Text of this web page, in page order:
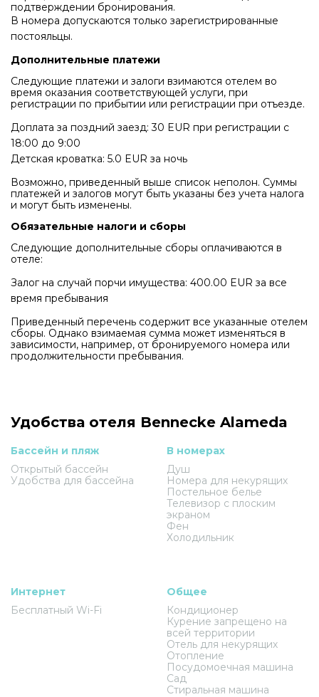
подтверждении бронирования.
В номера допускаются только зарегистрированные
постояльцы.
Дополнительные платежи
Следующие платежи и залоги взимаются отелем во
время оказания соответствующей услуги, при
регистрации по прибытии или регистрации при отъезде.
Доплата за поздний заезд: 30 EUR при регистрации с
18:00 до 9:00
Детская кроватка: 5.0 EUR за ночь
Возможно, приведенный выше список неполон. Суммы
платежей и залогов могут быть указаны без учета налога
и могут быть изменены.
Обязательные налоги и сборы
Следующие дополнительные сборы оплачиваются в
отеле:
Залог на случай порчи имущества: 400.00 EUR за все
время пребывания
Приведенный перечень содержит все указанные отелем
сборы. Однако взимаемая сумма может изменяться в
зависимости, например, от бронируемого номера или
продолжительности пребывания.
Удобства отеля Bennecke Alameda
Бассейн и пляж
Открытый бассейн
Удобства для бассейна
В номерах
Душ
Номера для некурящих
Постельное белье
Телевизор с плоским
экраном
Фен
Холодильник
Интернет
Бесплатный Wi-Fi
Общее
Кондиционер
Курение запрещено на
всей территории
Отель для некурящих
Отопление
Посудомоечная машина
Сад
Стиральная машина